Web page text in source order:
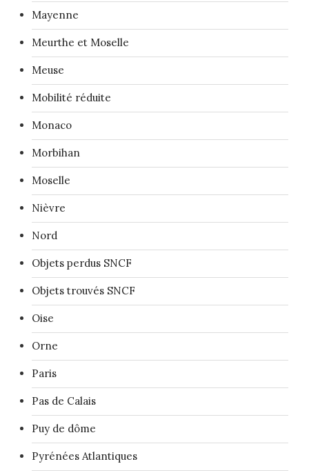
Mayenne
Meurthe et Moselle
Meuse
Mobilité réduite
Monaco
Morbihan
Moselle
Nièvre
Nord
Objets perdus SNCF
Objets trouvés SNCF
Oise
Orne
Paris
Pas de Calais
Puy de dôme
Pyrénées Atlantiques